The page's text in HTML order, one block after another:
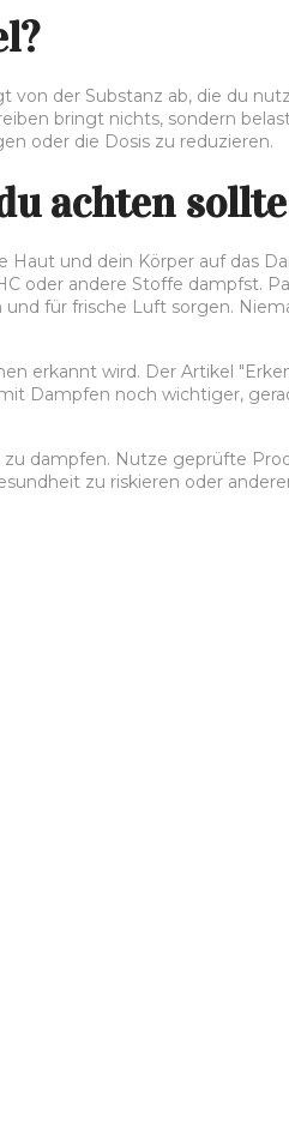
von der Substanz ab, die du
bringt nichts, sondern
oder die Dosis zu reduzieren.
achten
und dein Körper auf das
oder andere Stoffe dampfst.
für frische Luft sorgen.
erkannt wird. Der Artikel
Dampfen noch wichtiger,
dampfen. Nutze geprüfte
zu riskieren oder